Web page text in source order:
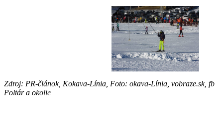
Zdroj: PR-článok, Kokava-Línia, Foto: okava-Línia, vobraze.sk, fb
Poltár a okolie